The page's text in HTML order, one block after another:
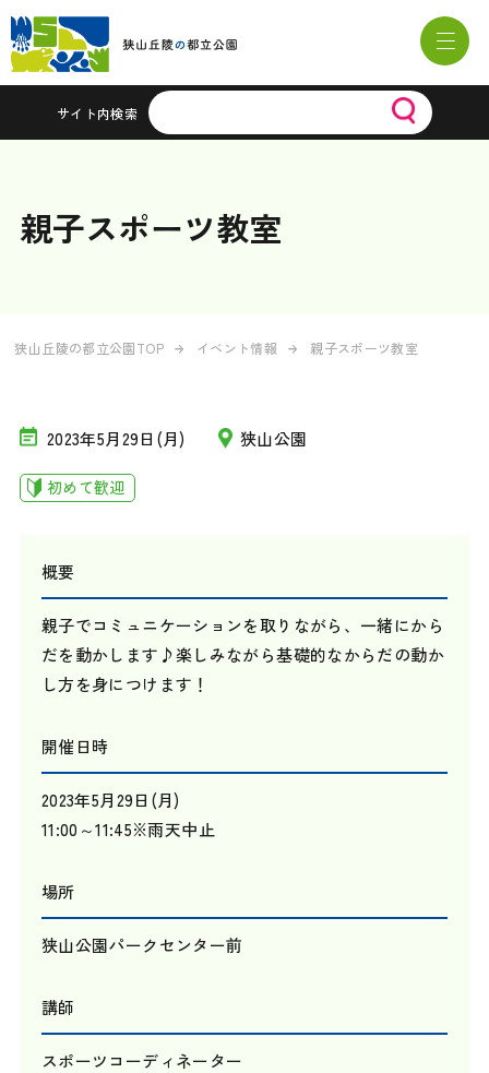
サイト内検索
親子スポーツ教室
狭山丘陵の都立公園TOP イベント情報 親子スポーツ教室
2023年5月29日(月) 狭山公園
初めて歓迎
概要
親子でコミュニケーションを取りながら、一緒にから
だを動かします♪楽しみながら基礎的なからだの動か
し方を身につけます！
開催日時
2023年5月29日(月)
11:00～11:45※雨天中止
場所
狭山公園パークセンター前
講師
スポーツコーディネーター